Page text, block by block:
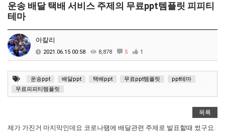
운송 배달 택배 서비스 주제의 무료ppt템플릿 피피티
테마
아칼리
2021.06.15 00:58 8,878 5 1
운송ppt 배달ppt 택배ppt 무료ppt템플릿
ppt테마
무료피피티템플릿
목록
제가 가진거 마지막인데요 코로나땜에 배달관련 주제로 발표할때 썼구요.